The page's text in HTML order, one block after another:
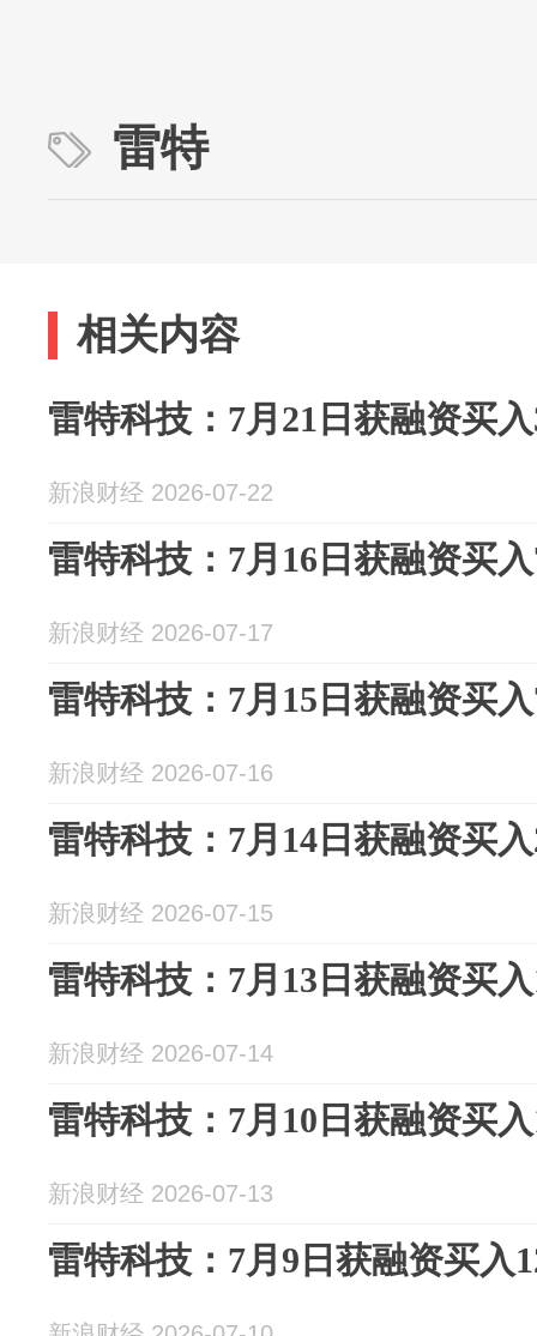
雷特
相关内容
雷特科技：7月21日获融资买
新浪财经 2026-07-22
雷特科技：7月16日获融资买入
新浪财经 2026-07-17
雷特科技：7月15日获融资买
新浪财经 2026-07-16
雷特科技：7月14日获融资买
新浪财经 2026-07-15
雷特科技：7月13日获融资买
新浪财经 2026-07-14
雷特科技：7月10日获融资买
新浪财经 2026-07-13
雷特科技：7月9日获融资买入